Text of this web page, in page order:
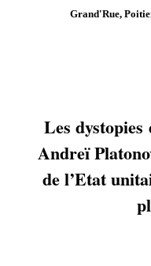
Grand'Rue,
Les
Andreï
de l’Etat